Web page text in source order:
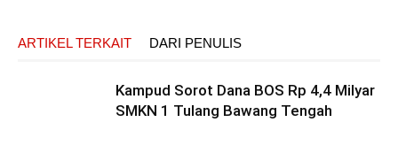
ARTIKEL TERKAIT DARI PENULIS
Kampud Sorot Dana BOS Rp 4,4 Milyar
SMKN 1 Tulang Bawang Tengah